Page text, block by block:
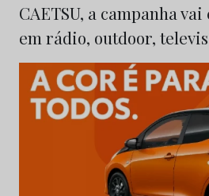
CAETSU, a campanha
em rádio, outdoor,